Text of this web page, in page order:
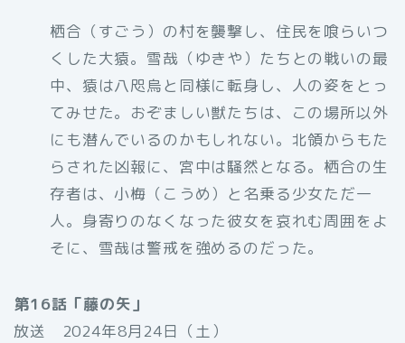
栖合（すごう）の村を襲撃し、住民を喰らいつ
くした大猿。雪哉（ゆきや）たちとの戦いの最
中、猿は八咫烏と同様に転身し、人の姿をとっ
てみせた。おぞましい獣たちは、この場所以外
にも潜んでいるのかもしれない。北領からもた
らされた凶報に、宮中は騒然となる。栖合の生
存者は、小梅（こうめ）と名乗る少女ただ一
人。身寄りのなくなった彼女を哀れむ周囲をよ
そに、雪哉は警戒を強めるのだった。
第16話「藤の矢」
放送 2024年8月24日（土）